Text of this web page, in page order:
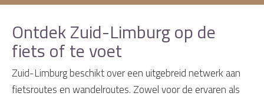
Ontdek Zuid-Limburg op de
fiets of te voet
Zuid-Limburg beschikt over een uitgebreid netwerk aan
fietsroutes en wandelroutes. Zowel voor de ervaren als